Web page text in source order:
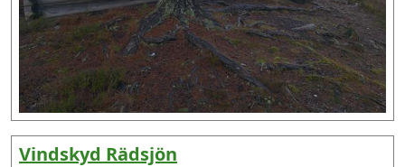
Vindskyd Rädsjön